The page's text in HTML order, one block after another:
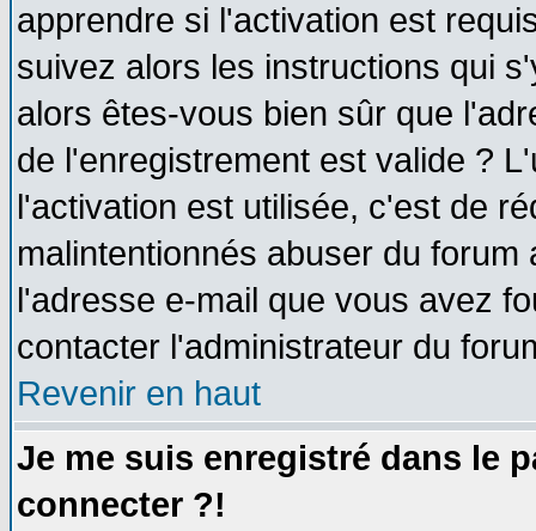
apprendre si l'activation est
suivez alors les instructions qui
alors êtes-vous bien sûr que
de l'enregistrement est valide ?
l'activation est utilisée, c'est de
malintentionnés abuser du
l'adresse e-mail que vous avez
contacter l'administrateur du
Revenir en haut
Je me suis enregistré dans le
connecter ?!